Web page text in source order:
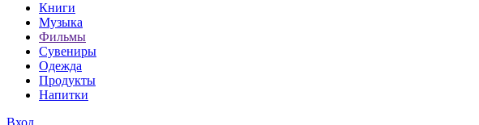
Книги
Музыка
Фильмы
Сувениры
Одежда
Продукты
Напитки
Вход